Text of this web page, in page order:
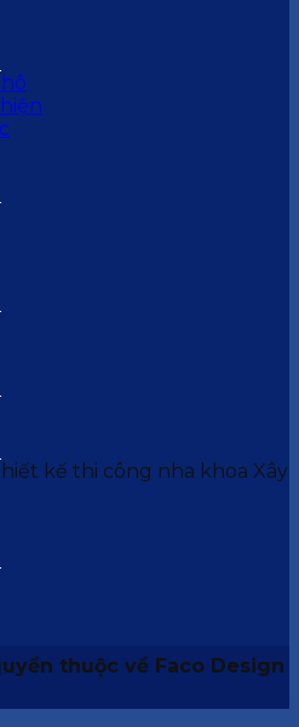
thuộc về Faco Design